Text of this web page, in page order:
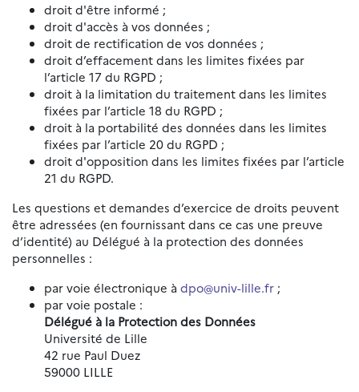
droit d'être informé ;
droit d'accès à vos données ;
droit de rectification de vos données ;
droit d’effacement dans les limites fixées par
l’article 17 du RGPD ;
droit à la limitation du traitement dans les limites
fixées par l’article 18 du RGPD ;
droit à la portabilité des données dans les limites
fixées par l’article 20 du RGPD ;
droit d'opposition dans les limites fixées par l’article
21 du RGPD.
Les questions et demandes d’exercice de droits peuvent
être adressées (en fournissant dans ce cas une preuve
d’identité) au Délégué à la protection des données
personnelles :
par voie électronique à dpo@univ-lille.fr ;
par voie postale :
Délégué à la Protection des Données
Université de Lille
42 rue Paul Duez
59000 LILLE